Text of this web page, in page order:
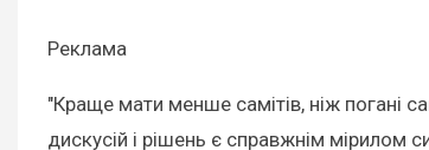
Реклама
"Краще мати менше самітів, ніж погані
дискусій і рішень є справжнім мірилом